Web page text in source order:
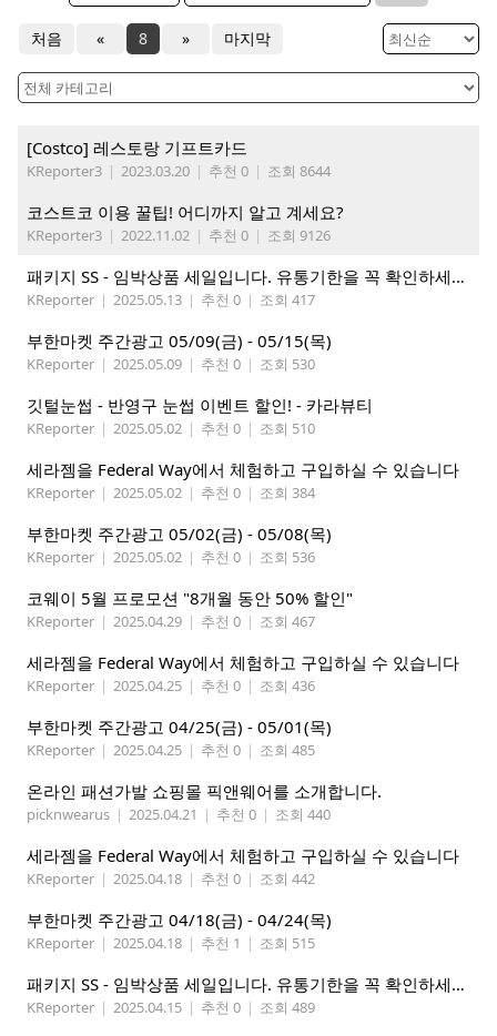
처음 « 8 » 마지막
[Costco] 레스토랑 기프트카드
KReporter3 | 2023.03.20 | 추천 0 | 조회 8644
코스트코 이용 꿀팁! 어디까지 알고 계세요?
KReporter3 | 2022.11.02 | 추천 0 | 조회 9126
패키지 SS - 임박상품 세일입니다. 유통기한을 꼭 확인하세요.
KReporter | 2025.05.13 | 추천 0 | 조회 417
부한마켓 주간광고 05/09(금) - 05/15(목)
KReporter | 2025.05.09 | 추천 0 | 조회 530
깃털눈썹 - 반영구 눈썹 이벤트 할인! - 카라뷰티
KReporter | 2025.05.02 | 추천 0 | 조회 510
세라젬을 Federal Way에서 체험하고 구입하실 수 있습니다
KReporter | 2025.05.02 | 추천 0 | 조회 384
부한마켓 주간광고 05/02(금) - 05/08(목)
KReporter | 2025.05.02 | 추천 0 | 조회 536
코웨이 5월 프로모션 "8개월 동안 50% 할인"
KReporter | 2025.04.29 | 추천 0 | 조회 467
세라젬을 Federal Way에서 체험하고 구입하실 수 있습니다
KReporter | 2025.04.25 | 추천 0 | 조회 436
부한마켓 주간광고 04/25(금) - 05/01(목)
KReporter | 2025.04.25 | 추천 0 | 조회 485
온라인 패션가발 쇼핑몰 픽앤웨어를 소개합니다.
picknwearus | 2025.04.21 | 추천 0 | 조회 440
세라젬을 Federal Way에서 체험하고 구입하실 수 있습니다
KReporter | 2025.04.18 | 추천 0 | 조회 442
부한마켓 주간광고 04/18(금) - 04/24(목)
KReporter | 2025.04.18 | 추천 1 | 조회 515
패키지 SS - 임박상품 세일입니다. 유통기한을 꼭 확인하세요.
KReporter | 2025.04.15 | 추천 0 | 조회 489